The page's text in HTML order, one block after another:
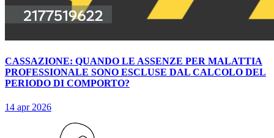
CASSAZIONE: QUANDO LE ASSENZE PER MALATTIA
PROFESSIONALE SONO ESCLUSE DAL CALCOLO DEL
PERIODO DI COMPORTO?
14 apr 2026